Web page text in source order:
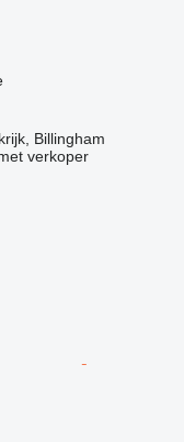
Billingham
verkoper